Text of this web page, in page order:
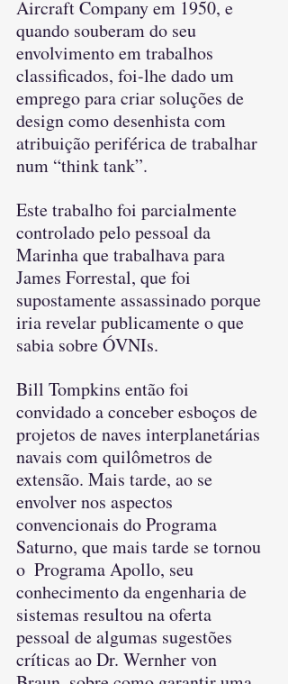
Aircraft Company em 1950, e
quando souberam do seu
envolvimento em trabalhos
classificados, foi-lhe dado um
emprego para criar soluções de
design como desenhista com
atribuição periférica de trabalhar
num “think tank”.
Este trabalho foi parcialmente
controlado pelo pessoal da
Marinha que trabalhava para
James Forrestal, que foi
supostamente assassinado porque
iria revelar publicamente o que
sabia sobre ÓVNIs.
Bill Tompkins então foi
convidado a conceber esboços de
projetos de naves interplanetárias
navais com quilômetros de
extensão. Mais tarde, ao se
envolver nos aspectos
convencionais do Programa
Saturno, que mais tarde se tornou
o  Programa Apollo, seu
conhecimento da engenharia de
sistemas resultou na oferta
pessoal de algumas sugestões
críticas ao Dr. Wernher von